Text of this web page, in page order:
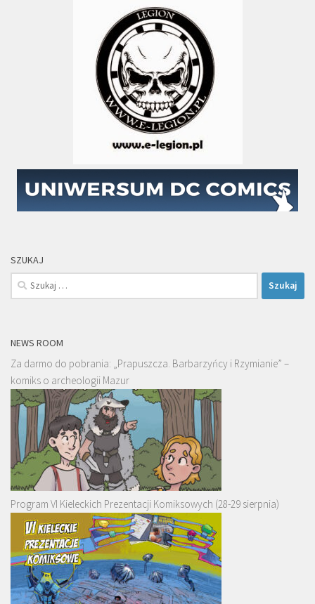
SZUKAJ
Szukaj:
NEWS ROOM
Za darmo do pobrania: „Prapuszcza. Barbarzyńcy i Rzymianie” –
komiks o archeologii Mazur
Program VI Kieleckich Prezentacji Komiksowych (28-29 sierpnia)